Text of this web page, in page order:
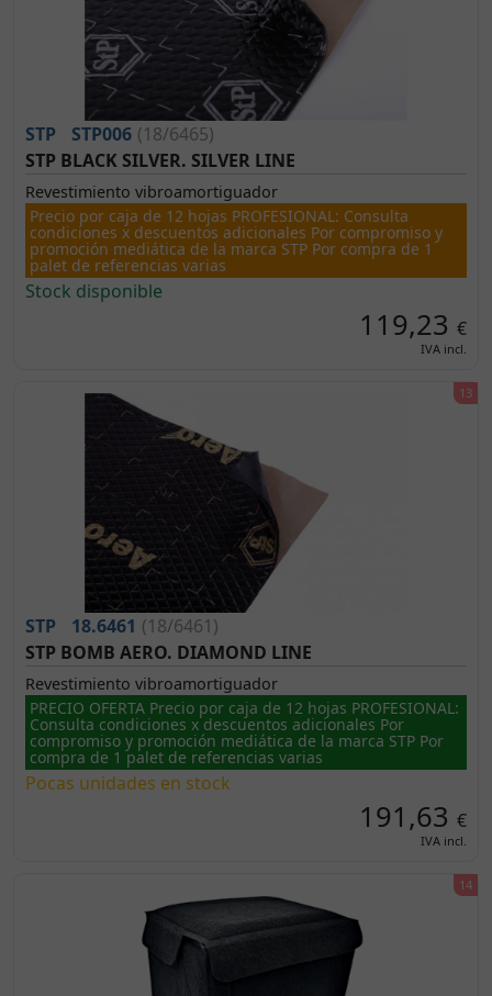
STP STP006 (18/6465)
STP BLACK SILVER. SILVER LINE
Revestimiento vibroamortiguador
Precio por caja de 12 hojas PROFESIONAL: Consulta
condiciones x descuentos adicionales Por compromiso y
promoción mediática de la marca STP Por compra de 1
palet de referencias varias
Stock disponible
119,23 €
IVA incl.
STP 18.6461 (18/6461)
STP BOMB AERO. DIAMOND LINE
Revestimiento vibroamortiguador
PRECIO OFERTA Precio por caja de 12 hojas PROFESIONAL:
Consulta condiciones x descuentos adicionales Por
compromiso y promoción mediática de la marca STP Por
compra de 1 palet de referencias varias
Pocas unidades en stock
191,63 €
IVA incl.